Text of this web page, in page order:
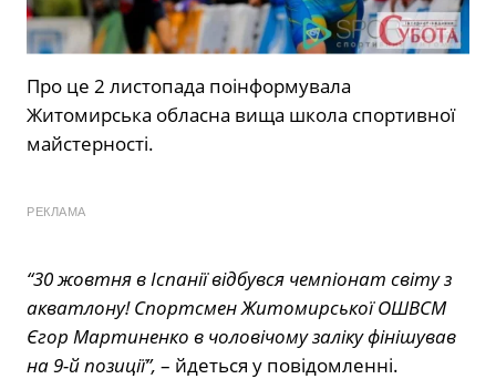
Про це 2 листопада поінформувала
Житомирська обласна вища школа спортивної
майстерності.
РЕКЛАМА
“30 жовтня в Іспанії відбувся чемпіонат світу з
акватлону! Спортсмен Житомирської ОШВСМ
Єгор Мартиненко в чоловічому заліку фінішував
на 9-й позиції”, – йдеться у повідомленні.